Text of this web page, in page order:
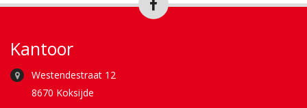
Kantoor
Westendestraat 12
8670 Koksijde